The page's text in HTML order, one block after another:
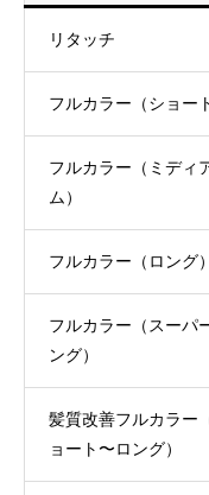
リタッチ
フルカラー（ショー
フルカラー（ミディ
ム）
フルカラー（ロング）
フルカラー（スーパ
ング）
髪質改善フルカラー
ョート〜ロング）